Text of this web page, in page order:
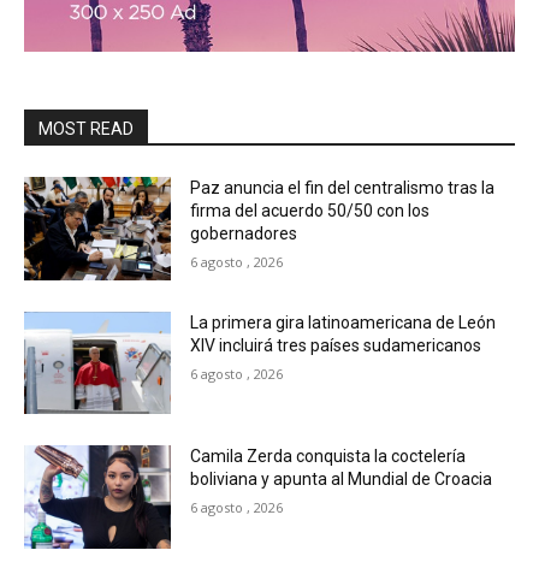
MOST READ
Paz anuncia el fin del centralismo tras la
firma del acuerdo 50/50 con los
gobernadores
6 agosto , 2026
La primera gira latinoamericana de León
XIV incluirá tres países sudamericanos
6 agosto , 2026
Camila Zerda conquista la coctelería
boliviana y apunta al Mundial de Croacia
6 agosto , 2026